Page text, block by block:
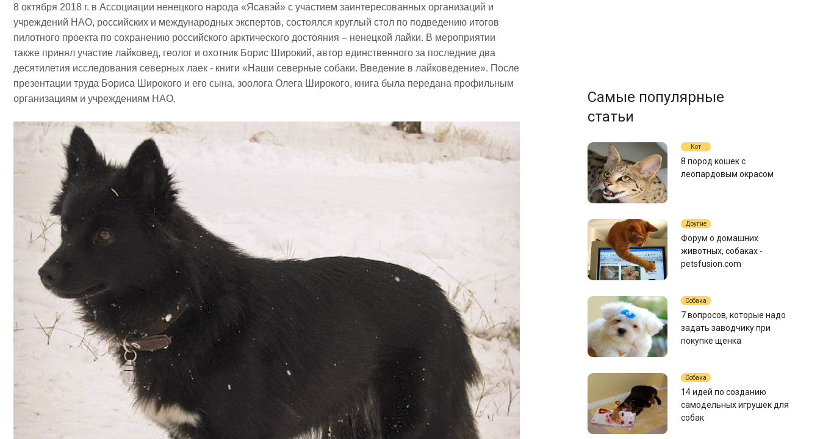
8 октября 2018 г. в Ассоциации ненецкого народа «Ясавэй» с участием заинтересованных организаций и
учреждений НАО, российских и международных экспертов, состоялся круглый стол по подведению итогов
пилотного проекта по сохранению российского арктического достояния – ненецкой лайки. В мероприятии
также принял участие лайковед, геолог и охотник Борис Широкий, автор единственного за последние два
десятилетия исследования северных лаек - книги «Наши северные собаки. Введение в лайковедение». После
презентации труда Бориса Широкого и его сына, зоолога Олега Широкого, книга была передана профильным
организациям и учреждениям НАО.
Самые популярные
статьи
Кот
8 пород кошек с
леопардовым окрасом
Другие
Форум о домашних
животных, собаках -
petsfusion.com
Собака
7 вопросов, которые надо
задать заводчику при
покупке щенка
Собака
14 идей по созданию
самодельных игрушек для
собак